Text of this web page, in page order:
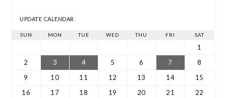
UPDATE CALENDAR
SUN MON TUE WED THU FRI SAT
1
2
3 4 5 6 7
8
9
10 11 12 13 14
15
16
17 18 19 20 21
22